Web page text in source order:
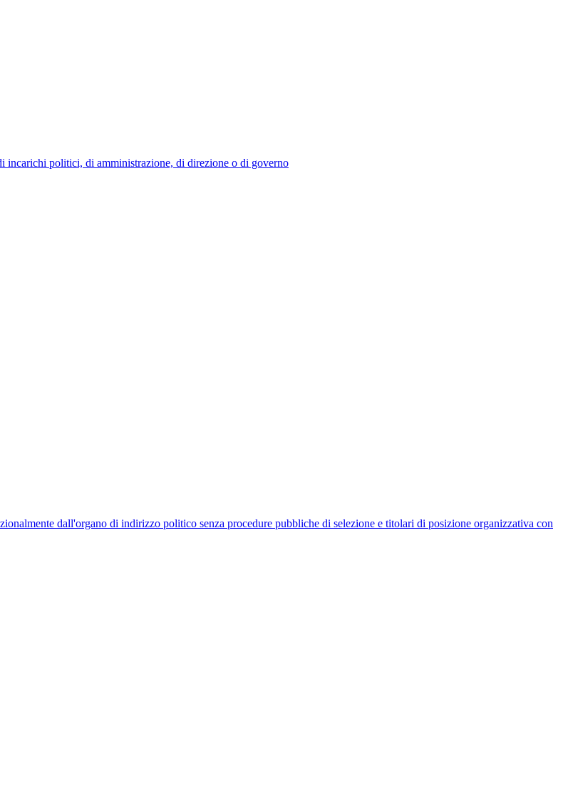
incarichi politici, di amministrazione, di direzione o di governo
dall'organo di indirizzo politico senza procedure pubbliche di selezione e titolari di posizione organizzativa con